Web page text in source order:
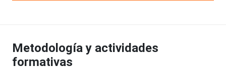
Metodología y actividades
formativas